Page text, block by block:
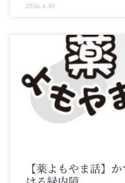
2026.4.30
【薬よもやま話】